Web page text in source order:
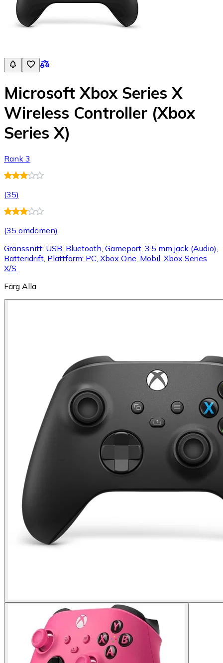
Microsoft Xbox Series X
Wireless Controller (Xbox
Series X)
Rank 3
(35)
(35 omdömen)
Gränssnitt: USB, Bluetooth, Gameport, 3.5 mm jack (Audio),
Batteridrift, Plattform: PC, Xbox One, Mobil, Xbox Series
X/S
Färg Alla